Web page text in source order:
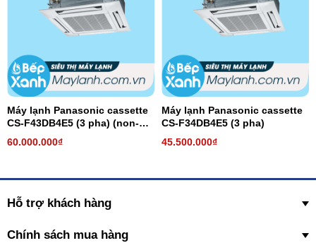
Máy lạnh Panasonic cassette
CS-F43DB4E5 (3 pha) (non-
inverter)
60.000.000₫
Máy lạnh Panasonic cassette
CS-F34DB4E5 (3 pha)
45.500.000₫
Hỗ trợ khách hàng
Chính sách mua hàng